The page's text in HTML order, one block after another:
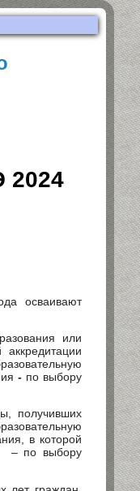
2024
осваивают
или
- по выбору
получивших
в которой
– по выбору